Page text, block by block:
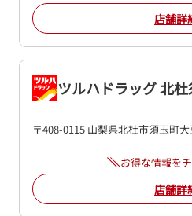
店舗詳
ツルハドラッグ 北
〒408-0115 山梨県北杜市須玉町
お得な情報を
店舗詳